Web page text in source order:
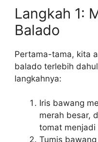
Langkah 1:
Balado
Pertama-tama, kita
balado terlebih
langkahnya:
Iris bawang
merah besar,
tomat menjadi
Tumis